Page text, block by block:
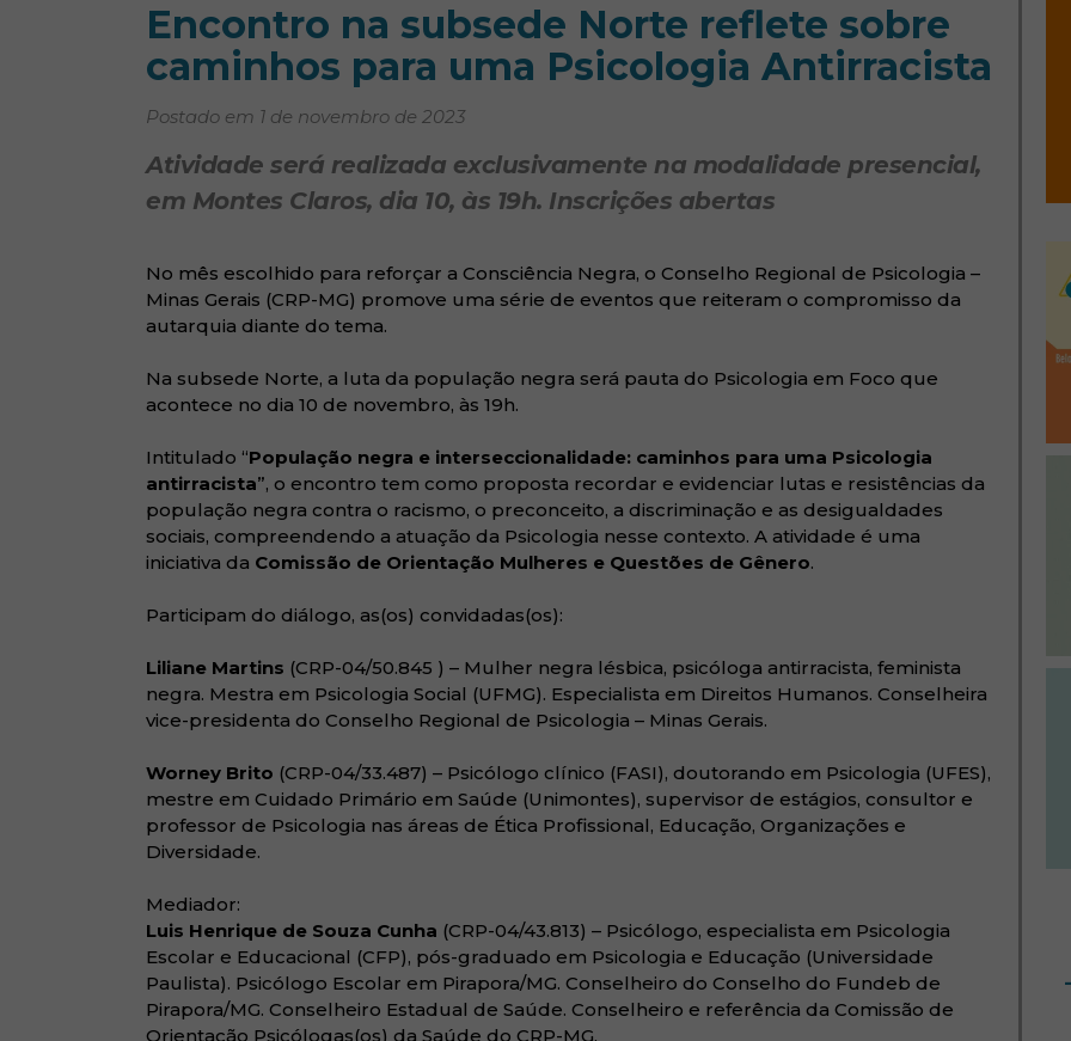
Encontro na subsede Norte reflete sobre
caminhos para uma Psicologia Antirracista
Postado em 1 de novembro de 2023
Atividade será realizada exclusivamente na modalidade presencial,
em Montes Claros, dia 10, às 19h. Inscrições abertas
No mês escolhido para reforçar a Consciência Negra, o Conselho Regional de Psicologia –
Minas Gerais (CRP-MG) promove uma série de eventos que reiteram o compromisso da
autarquia diante do tema.
Na subsede Norte, a luta da população negra será pauta do Psicologia em Foco que
acontece no dia 10 de novembro, às 19h.
Intitulado “População negra e interseccionalidade: caminhos para uma Psicologia
antirracista”, o encontro tem como proposta recordar e evidenciar lutas e resistências da
população negra contra o racismo, o preconceito, a discriminação e as desigualdades
sociais, compreendendo a atuação da Psicologia nesse contexto. A atividade é uma
iniciativa da Comissão de Orientação Mulheres e Questões de Gênero.
Participam do diálogo, as(os) convidadas(os):
Liliane Martins (CRP-04/50.845 ) – Mulher negra lésbica, psicóloga antirracista, feminista
negra. Mestra em Psicologia Social (UFMG). Especialista em Direitos Humanos. Conselheira
vice-presidenta do Conselho Regional de Psicologia – Minas Gerais.
Worney Brito (CRP-04/33.487) – Psicólogo clínico (FASI), doutorando em Psicologia (UFES),
mestre em Cuidado Primário em Saúde (Unimontes), supervisor de estágios, consultor e
professor de Psicologia nas áreas de Ética Profissional, Educação, Organizações e
Diversidade.
Mediador:
Luis Henrique de Souza Cunha (CRP-04/43.813) – Psicólogo, especialista em Psicologia
Escolar e Educacional (CFP), pós-graduado em Psicologia e Educação (Universidade
Paulista). Psicólogo Escolar em Pirapora/MG. Conselheiro do Conselho do Fundeb de
Pirapora/MG. Conselheiro Estadual de Saúde. Conselheiro e referência da Comissão de
Orientação Psicólogas(os) da Saúde do CRP-MG.